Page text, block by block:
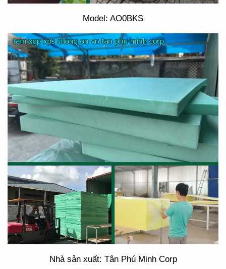
Model: AO0BKS
Nhà sản xuất: Tân Phú Minh Corp